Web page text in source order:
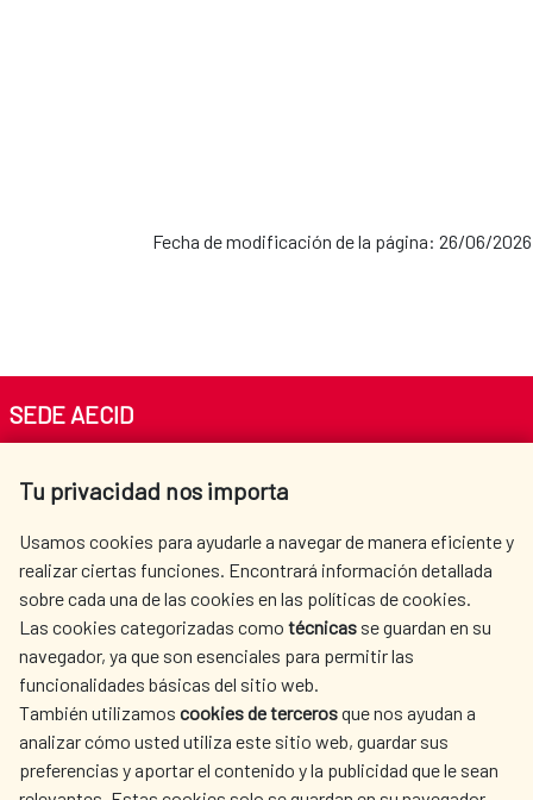
Fecha de modificación de la página: 26/06/2026
Tu privacidad nos importa
Usamos cookies para ayudarle a navegar de manera eficiente y
realizar ciertas funciones. Encontrará información detallada
sobre cada una de las cookies en las políticas de cookies.
Las cookies categorizadas como técnicas se guardan en su
navegador, ya que son esenciales para permitir las
funcionalidades básicas del sitio web.
También utilizamos cookies de tercerosque nos ayudan a
analizar cómo usted utiliza este sitio web, guardar sus
preferencias y aportar el contenido y la publicidad que le sean
SEDE AECID
Tel. +34 900 20 30 54​​​​​​​
AECID
OÙ NOUS COOPÉRONS
L'ACTION HUMANITAIRE
ESPAGNOLE
SALLE DE PRESSE
CULTURE ET SCIENCE BIBLIOTHÈQUE